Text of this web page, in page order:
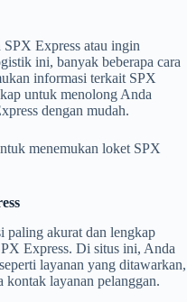
Express atau ingin
ini, banyak beberapa cara
informasi terkait SPX
untuk menolong Anda
dengan mudah.
menemukan loket SPX
paling akurat dan lengkap
Express. Di situs ini, Anda
layanan yang ditawarkan,
layanan pelanggan.